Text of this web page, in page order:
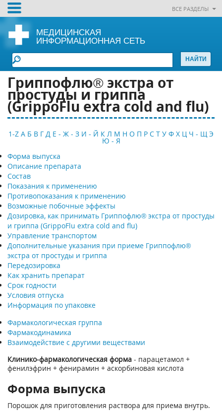
ВСЕ РАЗДЕЛЫ
МЕДИЦИНСКАЯ
ИНФОРМАЦИОННАЯ СЕТЬ
Гриппофлю® экстра от
простуды и гриппа
(GrippoFlu extra cold and flu)
1-Z А Б В Г Д Е - Ж - З И - Й К Л М Н О П Р С Т У Ф Х Ц Ч - Щ Э
Ю - Я
Форма выпуска
Описание препарата
Состав
Показания к применению
Противопоказания к применению
Возможные побочные эффекты
Дозировка, как принимать Гриппофлю® экстра от простуды
и гриппа (GrippoFlu extra cold and flu)
Управление транспортом
Дополнительные указания при приеме Гриппофлю®
экстра от простуды и гриппа
Передозировка
Как хранить препарат
Срок годности
Условия отпуска
Информация по упаковке
Фармакологическая группа
Фармакодинамика
Взаимодействие с другими веществами
Клинико-фармакологическая форма - парацетамол +
фенилэфрин + фенирамин + аскорбиновая кислота
Форма выпуска
Порошок для приготовления раствора для приема внутрь.